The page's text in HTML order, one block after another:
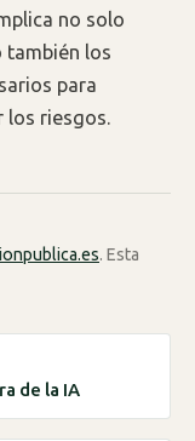
no solo
también los
para
los riesgos.
. Esta
de la IA